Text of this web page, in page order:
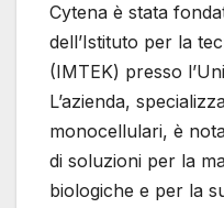
Cytena è stata
dell’Istituto per la
(IMTEK) presso
L’azienda,
monocellulari, è
di soluzioni per la
biologiche e per la